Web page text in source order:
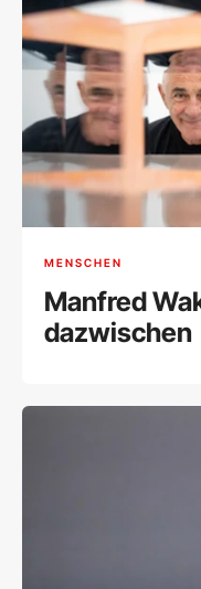
MENSCHEN
Manfred
dazwischen